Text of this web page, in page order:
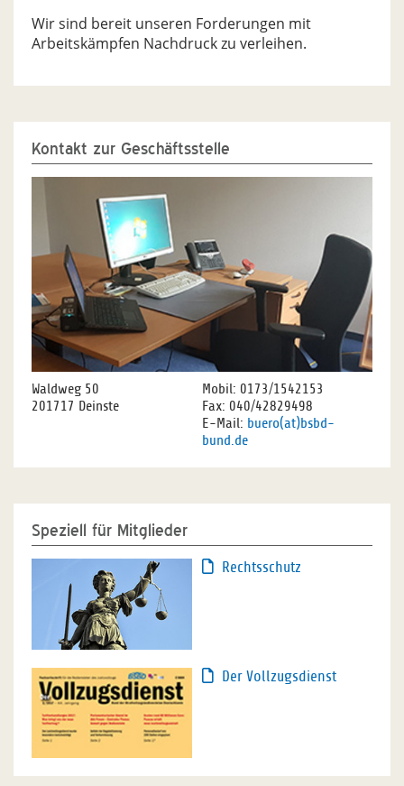
Wir sind bereit unseren Forderungen mit
Arbeitskämpfen Nachdruck zu verleihen.
Kontakt zur Geschäftsstelle
Waldweg 50
201717 Deinste
Mobil: 0173/1542153
Fax: 040/42829498
E-Mail: buero(at)bsbd-
bund.de
Speziell für Mitglieder
Rechtsschutz
Der Vollzugsdienst